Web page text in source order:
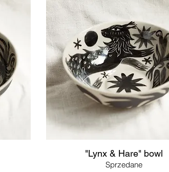
"Lynx & Hare" bowl
Sprzedane